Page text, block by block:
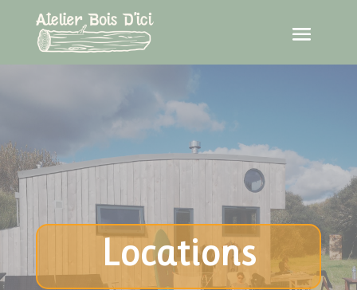
Locations